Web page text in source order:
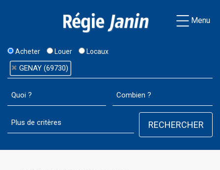
Menu
Acheter Louer Locaux
GENAY (69730)